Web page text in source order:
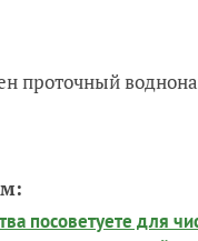
проточный
посоветуете для